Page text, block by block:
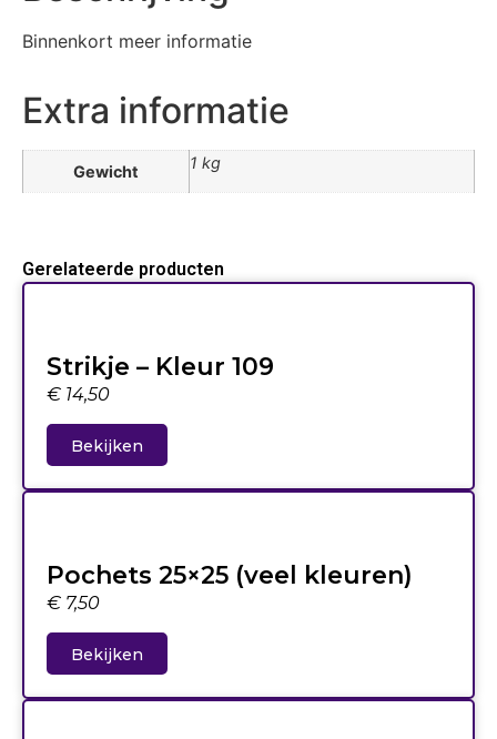
Binnenkort meer informatie
Extra informatie
Gewicht 1 kg
Gerelateerde producten
Strikje – Kleur 109
€ 14,50
Bekijken
Pochets 25×25 (veel kleuren)
€ 7,50
Bekijken